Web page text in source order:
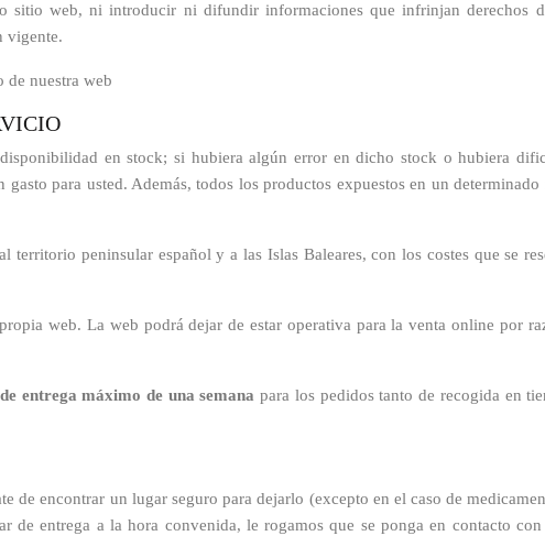
sitio web, ni introducir ni difundir informaciones que infrinjan derechos
vigente.
de nuestra web
en stock; si hubiera algún error en dicho stock o hubiera
para usted. Además, todos los productos expuestos en un
peninsular español y a las Islas Baleares, con los costes que se
web. La web podrá dejar de estar operativa para la venta online por
entrega máximo de una semana para los pedidos tanto de recogida en
de encontrar un lugar seguro para dejarlo (excepto en el caso de
de entrega a la hora convenida, le rogamos que se ponga en contacto